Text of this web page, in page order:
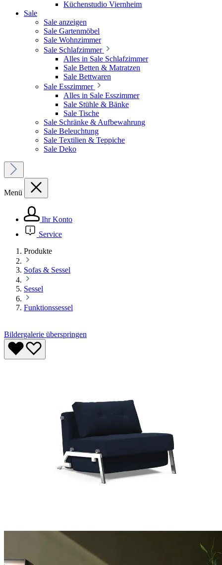
Küchenstudio Viernheim
Sale
Sale anzeigen
Sale Gartenmöbel
Sale Wohnzimmer
Sale Schlafzimmer
Alles in Sale Schlafzimmer
Sale Betten & Matratzen
Sale Bettwaren
Sale Esszimmer
Alles in Sale Esszimmer
Sale Stühle & Bänke
Sale Tische
Sale Schränke & Aufbewahrung
Sale Beleuchtung
Sale Textilien & Teppiche
Sale Deko
Menü
Ihr Konto
Service
Produkte
Sofas & Sessel
Sessel
Funktionssessel
Bildergalerie überspringen